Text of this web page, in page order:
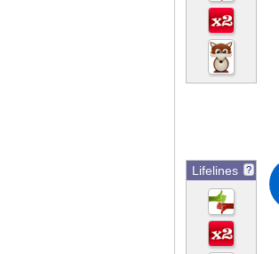
Lifelines ?